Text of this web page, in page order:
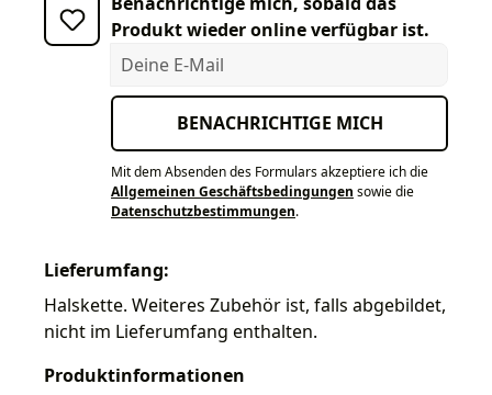
Produkt wieder online verfügbar ist.
Deine E-Mail
BENACHRICHTIGE MICH
Mit dem Absenden des Formulars akzeptiere ich die
Allgemeinen Geschäftsbedingungen sowie die
Datenschutzbestimmungen.
Lieferumfang:
Halskette. Weiteres Zubehör ist, falls abgebildet,
nicht im Lieferumfang enthalten.
Produktinformationen